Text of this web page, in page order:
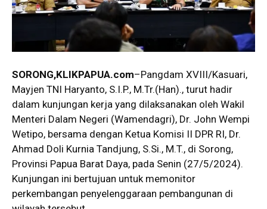
SORONG,KLIKPAPUA.com–Pangdam XVIII/Kasuari,
Mayjen TNI Haryanto, S.I.P., M.Tr.(Han)., turut hadir
dalam kunjungan kerja yang dilaksanakan oleh Wakil
Menteri Dalam Negeri (Wamendagri), Dr. John Wempi
Wetipo, bersama dengan Ketua Komisi II DPR RI, Dr.
Ahmad Doli Kurnia Tandjung, S.Si., M.T., di Sorong,
Provinsi Papua Barat Daya, pada Senin (27/5/2024).
Kunjungan ini bertujuan untuk memonitor
perkembangan penyelenggaraan pembangunan di